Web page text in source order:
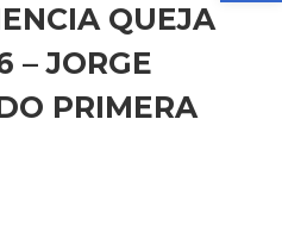
QUEJA
– JORGE
PRIMERA